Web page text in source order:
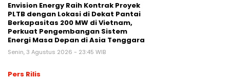
Envision Energy Raih Kontrak Proyek
PLTB dengan Lokasi di Dekat Pantai
Berkapasitas 200 MW di Vietnam,
Perkuat Pengembangan Sistem
Energi Masa Depan di Asia Tenggara
Senin, 3 Agustus 2026 - 23:45 WIB
Pers Rilis